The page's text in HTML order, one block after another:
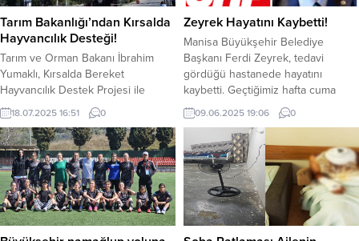
Tarım Bakanlığı’ndan Kırsalda
Hayvancılık Desteği!
Tarım ve Orman Bakanı İbrahim
Yumaklı, Kırsalda Bereket
Hayvancılık Destek Projesi ile
hayvancılıkta önemli bir adım
atıldığını duyurdu. Bakan, projenin
ana hedefinin, Anadolu
hayvancılığını artırmak ve besilik
materyal talebini kendi
yetiştiricilerimizle karşılamak
olduğunu belirtti. İlk Hayvan
Teslimat Programı, Iğdır’da
gerçekleştirildi. Programa göre,
18.07.2025 16:51 0
Zeyrek Hayatını Kaybetti!
Manisa Büyükşehir Belediye
Başkanı Ferdi Zeyrek, tedavi
gördüğü hastanede hayatını
kaybetti. Geçtiğimiz hafta cuma
günü evinde elektrik çarpması
sonucu ağır yaralanmıştı. Yoğun
bakımda tedavi gören 48 yaşındaki
Zeyrek hayatını kaybetti. Vefat
haberini Sağlık Bakanı Kemal
Memişoğlu, şu ifadelerle duyurdu;
“Yaşadığı kaza sonucu kaldırıldığı
hastanede bir süredir tedavi gören
Manisa Büyükşehir...
09.06.2025 19:06 0